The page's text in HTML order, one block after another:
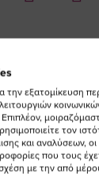
την εξατομίκευση
τον
και αναλύσεων,
που τους
με την από